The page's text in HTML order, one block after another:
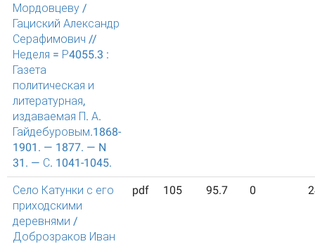
Мордовцеву /
Гациский Александр
Серафимович //
Неделя = Р4055.3 :
Газета
политическая и
литературная,
издаваемая П. А.
Гайдебуровым.1868-
1901. — 1877. — N
31. — С. 1041-1045.
Село Катунки с его
приходскими
деревнями /
Доброзраков Иван
pdf 105 95.7 0